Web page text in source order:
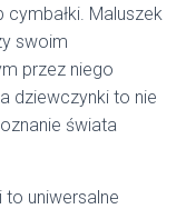
cymbałki. Maluszek
swoim
przez niego
dziewczynki to nie
świata
uniwersalne